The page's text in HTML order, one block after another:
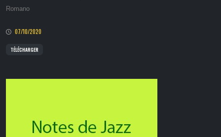
Romano
07/10/2020
TÉLÉCHARGER